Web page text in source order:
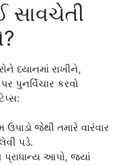
સાવચેતી
ધ્યાનમાં રાખીને,
પુનર્વિચાર કરવો
જેથી તમારે વારંવાર
પડે.
પ્રાધાન્ય આપો, જ્યાં